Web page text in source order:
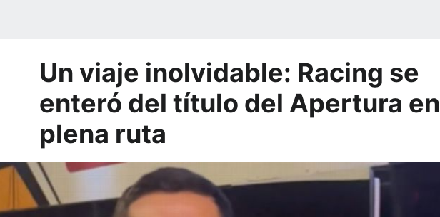
Un viaje inolvidable: Racing se
enteró del título del Apertura en
plena ruta